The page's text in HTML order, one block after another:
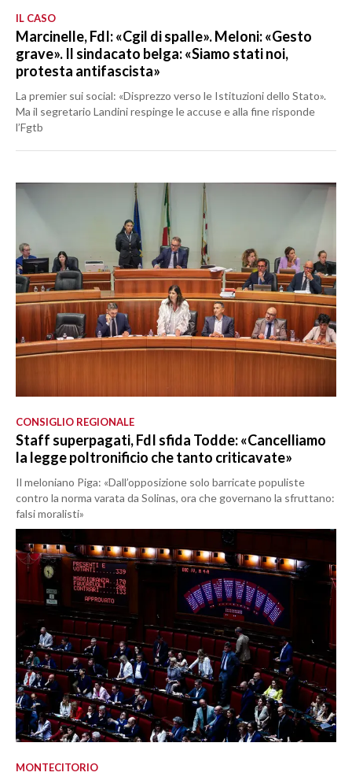
IL CASO
Marcinelle, FdI: «Cgil di spalle». Meloni: «Gesto
grave». Il sindacato belga: «Siamo stati noi,
protesta antifascista»
La premier sui social: «Disprezzo verso le Istituzioni dello Stato».
Ma il segretario Landini respinge le accuse e alla fine risponde
l’Fgtb
CONSIGLIO REGIONALE
Staff superpagati, FdI sfida Todde: «Cancelliamo
la legge poltronificio che tanto criticavate»
Il meloniano Piga: «Dall’opposizione solo barricate populiste
contro la norma varata da Solinas, ora che governano la sfruttano:
falsi moralisti»
MONTECITORIO